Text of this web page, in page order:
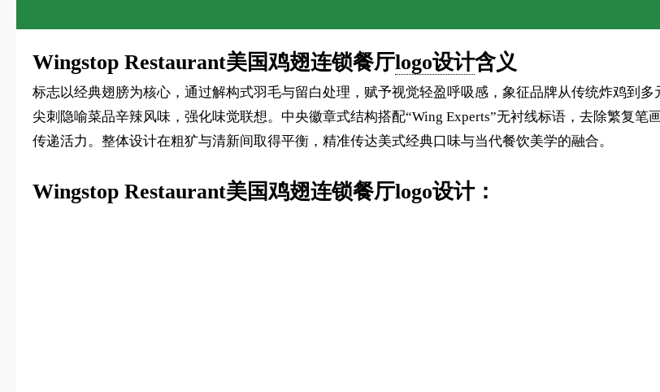
Wingstop Restaurant美国鸡翅连锁餐厅logo设计含义
标志以经典翅膀为核心，通过解构式羽毛与留白处理，赋予视觉轻盈呼吸感，象征品牌从传统炸鸡到
尖刺隐喻菜品辛辣风味，强化味觉联想。中央徽章式结构搭配“Wing Experts”无衬线标语，去除繁复
传递活力。整体设计在粗犷与清新间取得平衡，精准传达美式经典口味与当代餐饮美学的融合。
Wingstop Restaurant美国鸡翅连锁餐厅logo设计：